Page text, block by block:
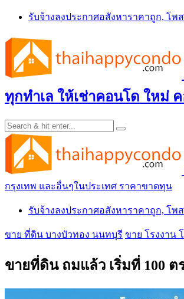
Skip
content
รับจ้างลงประกาศอสังหาราคาถูก, โ
ทุกทำเล ให้เช่าคอนโด ใหม่
กรุงเทพ และอื่นๆในประเทศ ราคาขาดทุน
รับจ้างลงประกาศอสังหาราคาถูก, โ
ขาย ที่ดิน บางบัวทอง นนทบุรี ขาย โรงงาน
ขายที่ดิน ถมแล้ว เริ่มที่ 100 ต